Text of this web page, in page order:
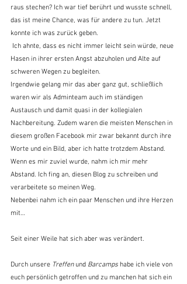
raus stechen? Ich war tief berührt und wusste schnell,
das ist meine Chance, was für andere zu tun. Jetzt
konnte ich was zurück geben.
Hasen in ihrer ersten Angst abzuholen und Alte auf
schweren Wegen zu begleiten.
Irgendwie gelang mir das aber ganz gut, schließlich
waren wir als Adminteam auch im ständigen
Austausch und damit quasi in der kollegialen
Nachbereitung. Zudem waren die meisten Menschen in
diesem großen Facebook mir zwar bekannt durch ihre
Worte und ein Bild, aber ich hatte trotzdem Abstand.
Wenn es mir zuviel wurde, nahm ich mir mehr
Abstand. Ich fing an, diesen Blog zu schreiben und
verarbeitete so meinen Weg.
Nebenbei nahm ich ein paar Menschen und ihre Herzen
mit…
Seit einer Weile hat sich aber was verändert.
Durch unsere Treffen und Barcamps habe ich viele von
euch persönlich getroffen und zu manchen hat sich ein